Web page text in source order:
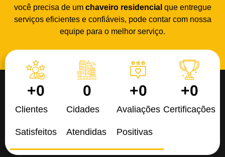
você precisa de um chaveiro residencial que entregue
serviços eficientes e confiáveis, pode contar com nossa
equipe para o melhor serviço.
Clientes
Satisfeitos
+0
Cidades
Atendidas
0
Avaliações
Positivas
+0
Certificações
+0